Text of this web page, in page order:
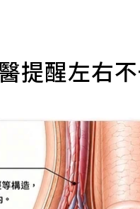
提醒左右